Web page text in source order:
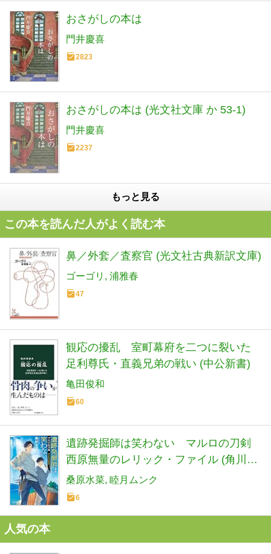
おさがしの本は
門井慶喜
2823
おさがしの本は (光文社文庫 か 53-1)
門井慶喜
2237
もっと見る
この本を読んだ人がよく読む本
鼻／外套／査察官 (光文社古典新訳文庫)
ゴーゴリ 浦雅春
47
観応の擾乱 室町幕府を二つに裂いた
足利尊氏・直義兄弟の戦い (中公新書)
亀田俊和
60
遺跡発掘師は笑わない マルロの刀剣
西原無量のレリック・ファイル (角川文
庫)
桑原水菜 睦月ムンク
6
人気の本